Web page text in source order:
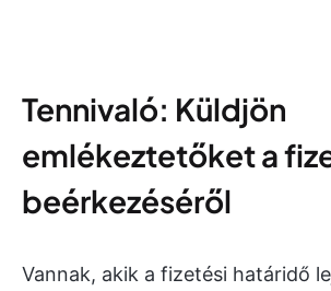
Tennivaló: Küldjön
emlékeztetőket a
beérkezéséről
Vannak, akik a fizetési határidő